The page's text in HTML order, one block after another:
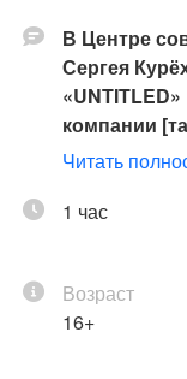
В Центре
Сергея
компании [
Вечер
Звук и
Читать
1 час
Возраст
16+